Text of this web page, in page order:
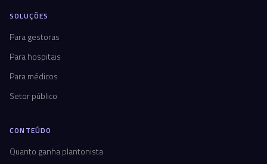
SOLUÇÕES
Para gestoras
Para hospitais
Para médicos
Setor público
CONTEÚDO
Quanto ganha plantonista